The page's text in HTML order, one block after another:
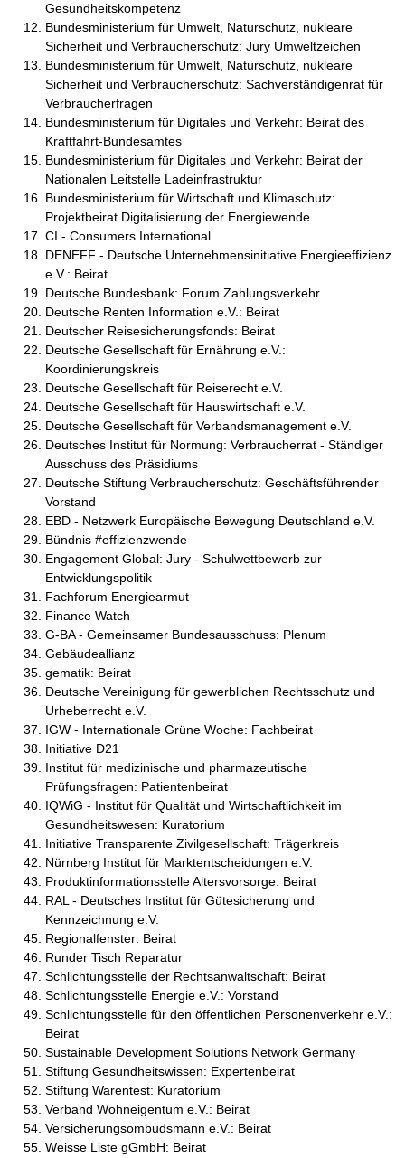
Gesundheitskompetenz
Bundesministerium für Umwelt, Naturschutz, nukleare
Sicherheit und Verbraucherschutz: Jury Umweltzeichen
Bundesministerium für Umwelt, Naturschutz, nukleare
Sicherheit und Verbraucherschutz: Sachverständigenrat für
Verbraucherfragen
Bundesministerium für Digitales und Verkehr: Beirat des
Kraftfahrt-Bundesamtes
Bundesministerium für Digitales und Verkehr: Beirat der
Nationalen Leitstelle Ladeinfrastruktur
Bundesministerium für Wirtschaft und Klimaschutz:
Projektbeirat Digitalisierung der Energiewende
CI - Consumers International
DENEFF - Deutsche Unternehmensinitiative Energieeffizienz
e.V.: Beirat
Deutsche Bundesbank: Forum Zahlungsverkehr
Deutsche Renten Information e.V.: Beirat
Deutscher Reisesicherungsfonds: Beirat
Deutsche Gesellschaft für Ernährung e.V.:
Koordinierungskreis
Deutsche Gesellschaft für Reiserecht e.V.
Deutsche Gesellschaft für Hauswirtschaft e.V.
Deutsche Gesellschaft für Verbandsmanagement e.V.
Deutsches Institut für Normung: Verbraucherrat - Ständiger
Ausschuss des Präsidiums
Deutsche Stiftung Verbraucherschutz: Geschäftsführender
Vorstand
EBD - Netzwerk Europäische Bewegung Deutschland e.V.
Bündnis #effizienzwende
Engagement Global: Jury - Schulwettbewerb zur
Entwicklungspolitik
Fachforum Energiearmut
Finance Watch
G-BA - Gemeinsamer Bundesausschuss: Plenum
Gebäudeallianz
gematik: Beirat
Deutsche Vereinigung für gewerblichen Rechtsschutz und
Urheberrecht e.V.
IGW - Internationale Grüne Woche: Fachbeirat
Initiative D21
Institut für medizinische und pharmazeutische
Prüfungsfragen: Patientenbeirat
IQWiG - Institut für Qualität und Wirtschaftlichkeit im
Gesundheitswesen: Kuratorium
Initiative Transparente Zivilgesellschaft: Trägerkreis
Nürnberg Institut für Marktentscheidungen e.V.
Produktinformationsstelle Altersvorsorge: Beirat
RAL - Deutsches Institut für Gütesicherung und
Kennzeichnung e.V.
Regionalfenster: Beirat
Runder Tisch Reparatur
Schlichtungsstelle der Rechtsanwaltschaft: Beirat
Schlichtungsstelle Energie e.V.: Vorstand
Schlichtungsstelle für den öffentlichen Personenverkehr e.V.:
Beirat
Sustainable Development Solutions Network Germany
Stiftung Gesundheitswissen: Expertenbeirat
Stiftung Warentest: Kuratorium
Verband Wohneigentum e.V.: Beirat
Versicherungsombudsmann e.V.: Beirat
Weisse Liste gGmbH: Beirat